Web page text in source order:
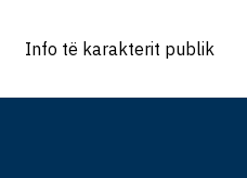
Info të karakterit publik